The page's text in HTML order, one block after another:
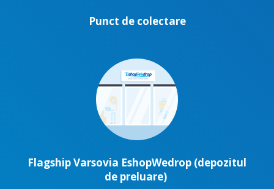
Punct de colectare
Flagship Varsovia EshopWedrop (depozitul
de preluare)